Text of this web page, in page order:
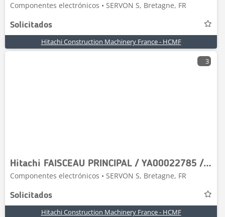
Componentes electrónicos • SERVON S, Bretagne, FR
Solicitados
Hitachi Construction Machinery France - HCMF
3
Hitachi FAISCEAU PRINCIPAL / YA00022785 / ZX490 ET 530-6
Componentes electrónicos • SERVON S, Bretagne, FR
Solicitados
Hitachi Construction Machinery France - HCMF